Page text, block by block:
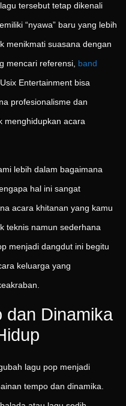
tersebut tetap dikenali
“nyawa” baru yang lebih
menikmati suasana dengan
mencari referensi, band
Entertainment bisa
profesionalisme dan
menghidupkan acara
lebih dalam bagaimana
hal ini sangat
acara khitanan yang kamu
teknis namun sederhana
menjadi dangdut ini begitu
keluarga yang
dan Dinamika
lagu pop menjadi
tempo dan dinamika.